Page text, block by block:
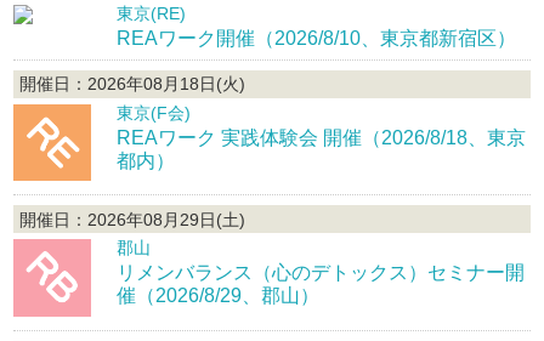
東京(RE)
REAワーク開催（2026/8/10、東京都新宿区）
開催日：2026年08月18日(火)
東京(F会)
REAワーク 実践体験会 開催（2026/8/18、東京
都内）
開催日：2026年08月29日(土)
郡山
リメンバランス（心のデトックス）セミナー開
催（2026/8/29、郡山）